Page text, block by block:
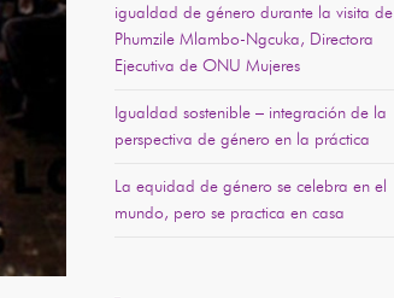
igualdad de género durante la visita de
Phumzile Mlambo-Ngcuka, Directora
Ejecutiva de ONU Mujeres
Igualdad sostenible – integración de la
perspectiva de género en la práctica
La equidad de género se celebra en el
mundo, pero se practica en casa